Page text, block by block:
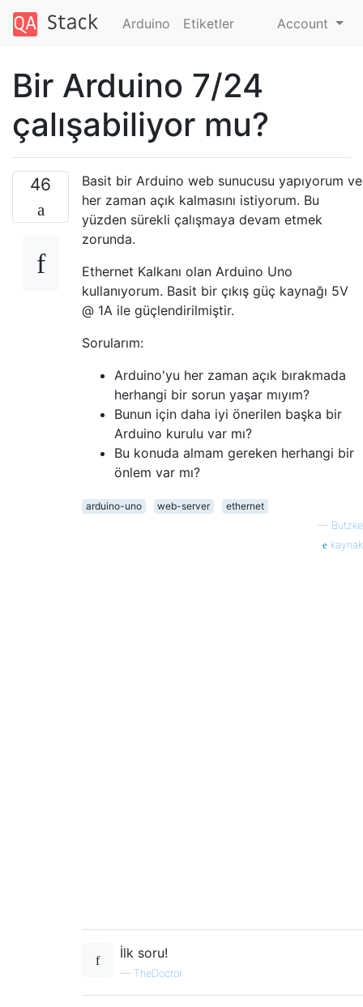
Arduino Etiketler Account
Bir Arduino 7/24
çalışabiliyor mu?
46
Basit bir Arduino web sunucusu yapıyorum ve
her zaman açık kalmasını istiyorum. Bu
yüzden sürekli çalışmaya devam etmek
zorunda.
Ethernet Kalkanı olan Arduino Uno
kullanıyorum. Basit bir çıkış güç kaynağı 5V
@ 1A ile güçlendirilmiştir.
Sorularım:
Arduino'yu her zaman açık bırakmada
herhangi bir sorun yaşar mıyım?
Bunun için daha iyi önerilen başka bir
Arduino kurulu var mı?
Bu konuda almam gereken herhangi bir
önlem var mı?
arduino-uno web-server
ethernet
— Butzke
kaynak
İlk soru!
— TheDoctor